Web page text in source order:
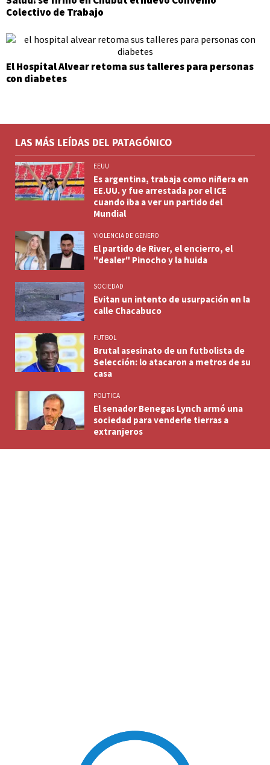
Colectivo de Trabajo
El Hospital Alvear retoma sus talleres para personas
con diabetes
LAS MÁS LEÍDAS DEL PATAGÓNICO
EEUU
Es argentina, trabaja como niñera en
EE.UU. y fue arrestada por el ICE
cuando iba a ver un partido del
Mundial
VIOLENCIA DE GENERO
El partido de River, el encierro, el
"dealer" Pinocho y la huida
SOCIEDAD
Evitan un intento de usurpación en la
calle Chacabuco
FUTBOL
Brutal asesinato de un futbolista de
Selección: lo atacaron a metros de su
casa
POLITICA
El senador Benegas Lynch armó una
sociedad para venderle tierras a
extranjeros